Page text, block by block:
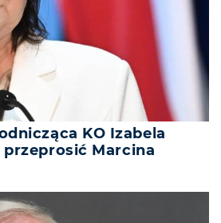
KO Izabela
Marcina